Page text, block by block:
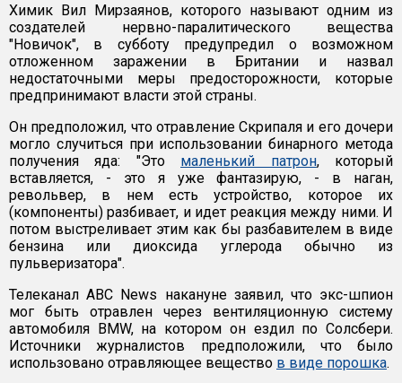
Химик Вил Мирзаянов, которого называют одним из
создателей нервно-паралитического вещества
"Новичок", в субботу предупредил о возможном
отложенном заражении в Британии и назвал
недостаточными меры предосторожности, которые
предпринимают власти этой страны.
Он предположил, что отравление Скрипаля и его дочери
могло случиться при использовании бинарного метода
получения яда: "Это маленький патрон, который
вставляется, - это я уже фантазирую, - в наган,
револьвер, в нем есть устройство, которое их
(компоненты) разбивает, и идет реакция между ними. И
потом выстреливает этим как бы разбавителем в виде
бензина или диоксида углерода обычно из
пульверизатора".
Телеканал ABC News накануне заявил, что экс-шпион
мог быть отравлен через вентиляционную систему
автомобиля BMW, на котором он ездил по Солсбери.
Источники журналистов предположили, что было
использовано отравляющее вещество в виде порошка.